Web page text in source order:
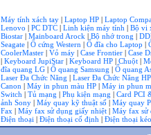
Máy tính xách tay | Laptop HP | Laptop
Lenovo | PC DTC | Linh kiện máy tính | Bộ vi
Biostar | Mainboard Arock | Bộ nhớ trong |
Seagate | Ổ cứng Western | Ổ đĩa cho Laptop |
CoolerMaster | Vỏ máy | Case Frontier | Case
| Keyboard JupiStar | Keyboard HP | Chuột |
đĩa quang LG | Ổ quang Samsung | Ổ quang
Laser Đa Chức Năng | Laser Đa Chức Năng HP
Canon | Máy in phun màu HP | Máy in phun
Switch | Tủ mạng | Phụ kiện mạng | Card PCI
ảnh Sony | Máy quay kỹ thuật số | Máy quay
Fax | Máy fax sử dụng giấy nhiệt | Máy fax sử
Điện thoại | Điện thoại cố định | Điện thoại